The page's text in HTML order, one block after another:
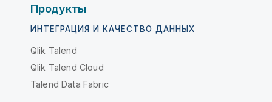
Продукты
ИНТЕГРАЦИЯ И КАЧЕСТВО ДАННЫХ
Qlik Talend
Qlik Talend Cloud
Talend Data Fabric